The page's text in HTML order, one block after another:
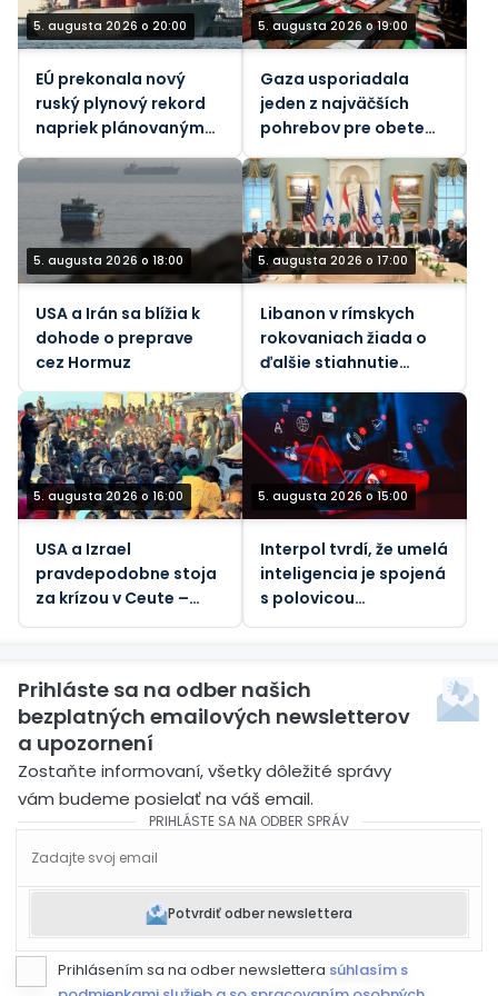
5. augusta 2026 o 20:00
EÚ prekonala nový
ruský plynový rekord
napriek plánovaným
5. augusta 2026 o 19:00
Gaza usporiadala
jeden z najväčších
pohrebov pre obete
útoku
5. augusta 2026 o 18:00
USA a Irán sa blížia k
dohode o preprave
cez Hormuz
5. augusta 2026 o 17:00
Libanon v rímskych
rokovaniach žiada o
ďalšie stiahnutie
izraelských vojsk
5. augusta 2026 o 16:00
USA a Izrael
pravdepodobne stoja
za krízou v Ceute –
5. augusta 2026 o 15:00
Interpol tvrdí, že umelá
inteligencia je spojená
s polovicou
Prihláste sa na odber našich
bezplatných emailových newsletterov
a upozornení
Zostaňte informovaní, všetky dôležité správy
vám budeme posielať na váš email.
PRIHLÁSTE SA NA ODBER SPRÁV
Potvrdiť odber newslettera
Prihlásením sa na odber newslettera súhlasím s